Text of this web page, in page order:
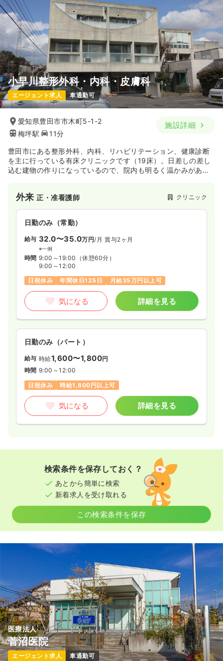
時間
9:00～18:00
日祝休み
月給25万円以上可
気になる 詳細を見る
日勤のみ（パート）
給与 お問い合わせください
時間 9:00～18:00
日祝休み
小早川整形外科・内科・皮膚科
エージェント求人 車通勤可
愛知県豊田市市木町5-1-2
梅坪駅
11分
施設詳細
豊田市にある整形外科、内科、リハビリテーション、健康診断
を主に行っている有床クリニックです（19床）。日差しの差し
込む建物の作りになっているので、院内も明るく温かみがあり
外来正・准看護師 クリニック
日勤のみ（常勤）
給与 32.0〜35.0万円/月 賞与2ヶ月
※一例
時間 9:00～19:00 （休憩60分）
9:00～12:00
日祝休み
年間休日125日 月給35万円以上可
気になる 詳細を見る
日勤のみ（パート）
給与 時給1,600〜1,800円
時間 9:00～12:00
日祝休み
時給1,800円以上可
気になる 詳細を見る
検索条件を保存しておく？
あとから簡単に検索
新着求人を受け取れる
この検索条件を保存
医療法人
菅沼医院
エージェント求人 車通勤可